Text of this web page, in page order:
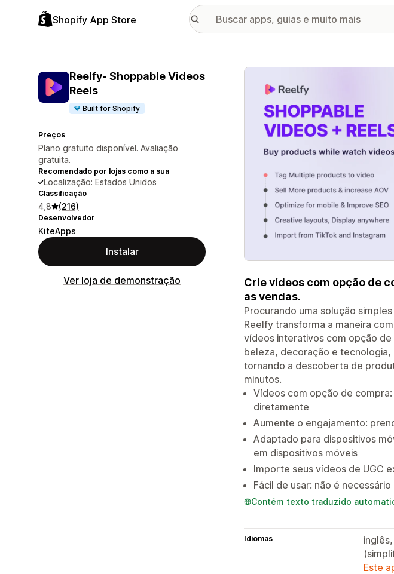
Shopify App Store
Reelfy‑ Shoppable Videos
Reels
Built for Shopify
Preços
Plano gratuito disponível. Avaliação
gratuita.
Recomendado por lojas como a sua
Localização: Estados Unidos
Classificação
4,8 (216)
Desenvolvedor
KiteApps
Instalar
Ver loja de demonstração
Galeria de imagens em destaque
Crie vídeos com opção de
as vendas.
Procurando uma solução
Reelfy transforma a maneira
vídeos interativos com opção
beleza, decoração e
tornando a descoberta de
minutos.
Vídeos com opção de
diretamente
Aumente o engajamento:
Adaptado para dispositivos
em dispositivos móveis
Importe seus vídeos de UGC
Fácil de usar: não é
Contém texto traduzido
Idiomas
Este